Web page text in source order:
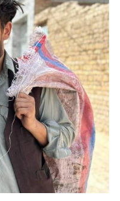
p
p